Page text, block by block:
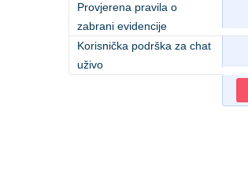
Provjerena pravila o
zabrani evidencije
Korisnička podrška za chat
uživo